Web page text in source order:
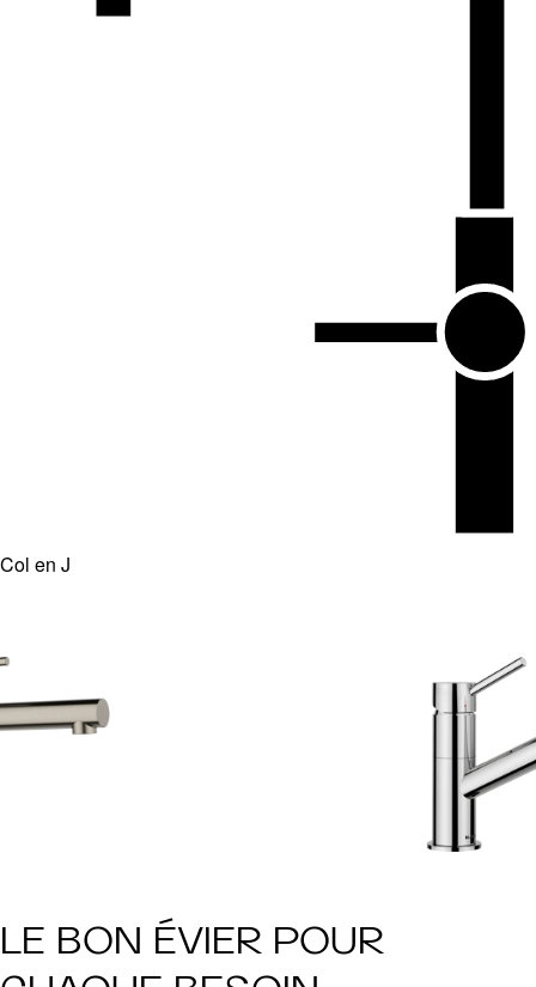
Col en J
LE BON ÉVIER POUR